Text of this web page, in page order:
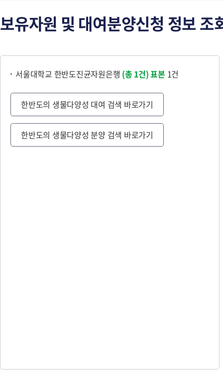
보유자원 및 대여분양신청 정보 조
서울대학교 한반도진균자원은행 (총 1건)표본 1건
한반도의 생물다양성 대여 검색 바로가기
한반도의 생물다양성 분양 검색 바로가기